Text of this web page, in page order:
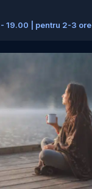
19.00 | pentru 2-3 ore